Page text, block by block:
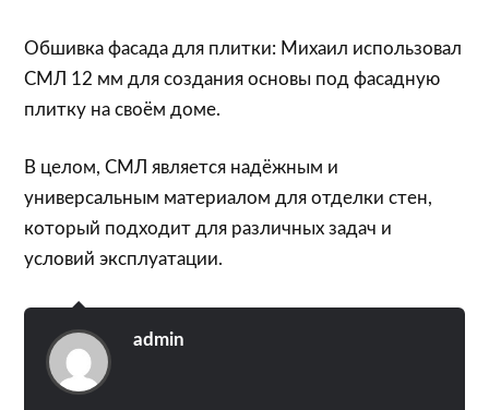
Обшивка фасада для плитки: Михаил использовал
СМЛ 12 мм для создания основы под фасадную
плитку на своём доме.
В целом, СМЛ является надёжным и
универсальным материалом для отделки стен,
который подходит для различных задач и
условий эксплуатации.
admin